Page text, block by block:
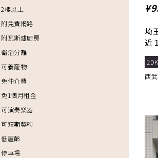
埼
近
西
2樓以上
附免費網路
附瓦斯爐廚房
衛浴分離
可養寵物
免仲介費
免1個月租金
可演奏樂器
可短期契約
低屋齡
停車場